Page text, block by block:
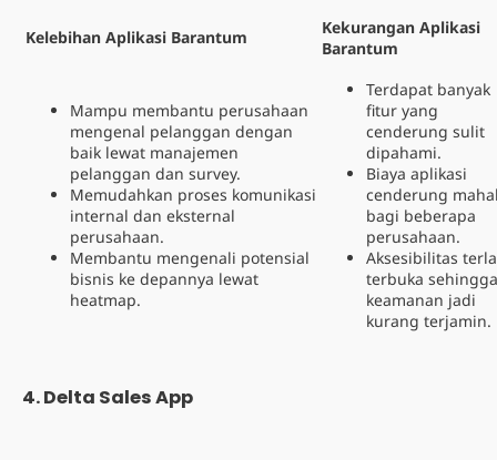
Kelebihan Aplikasi Barantum
Kekurangan Aplikasi
Barantum
Mampu membantu perusahaan
mengenal pelanggan dengan
baik lewat manajemen
pelanggan dan survey.
Memudahkan proses komunikasi
internal dan eksternal
perusahaan.
Membantu mengenali potensial
bisnis ke depannya lewat
heatmap.
Terdapat banyak
fitur yang
cenderung sulit
dipahami.
Biaya aplikasi
cenderung
bagi beberapa
perusahaan.
Aksesibilitas
terbuka sehingga
keamanan jadi
kurang terjamin.
4. Delta Sales App